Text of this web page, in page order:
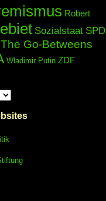
Robert
Sozialstaat SPD
The Go-Betweens
Wladimir Putin ZDF